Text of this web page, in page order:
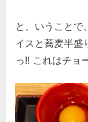
と、いうことで
イスと蕎麦半盛
っ!! これはチョ